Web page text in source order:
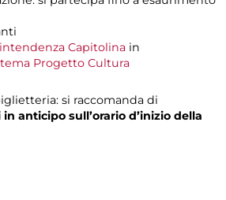
Capitolina in
Progetto Cultura
si raccomanda di
anticipo sull’orario d’inizio della